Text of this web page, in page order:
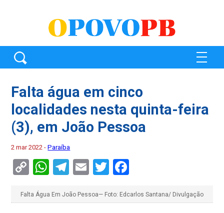
Falta água em cinco
localidades nesta quinta-feira
(3), em João Pessoa
2 mar 2022 -Paraíba
CopyWhatsApp
Telegram
EmailTwitter
Falta Água Em João Pessoa— Foto: Edcarlos Santana/ Divulgação